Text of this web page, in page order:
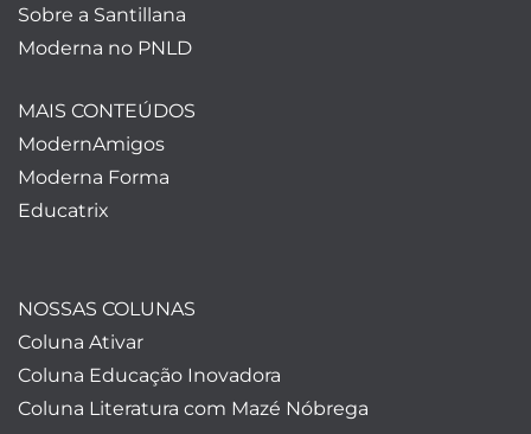
Sobre a Santillana
Moderna no PNLD
MAIS CONTEÚDOS
ModernAmigos
Moderna Forma
Educatrix
NOSSAS COLUNAS
Coluna Ativar
Coluna Educação Inovadora
Coluna Literatura com Mazé Nóbrega